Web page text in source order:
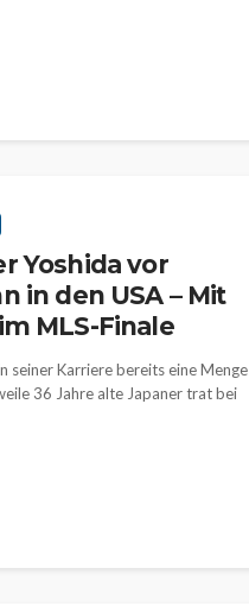
Yoshida vor
in den USA – Mit
MLS-Finale
seiner Karriere bereits eine Menge
36 Jahre alte Japaner trat bei